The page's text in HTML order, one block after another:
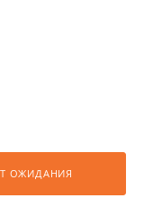
ОЖИДАНИЯ